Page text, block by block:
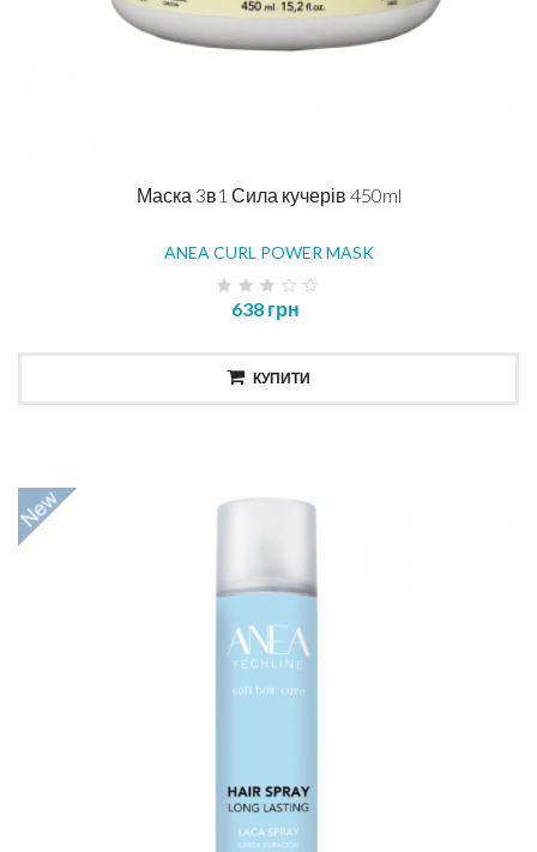
Маска 3в1 Сила кучерів 450ml
ANEA CURL POWER MASK
638 грн
КУПИТИ